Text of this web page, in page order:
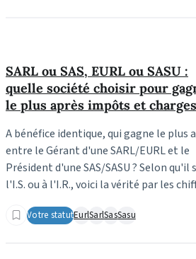
SARL ou SAS, EURL ou SASU :
quelle société choisir pour
le plus après impôts et
A bénéfice identique, qui gagne le plus
entre le Gérant d'une SARL/EURL et le
Président d'une SAS/SASU ? Selon
l'I.S. ou à l'I.R., voici la vérité par les
Votre statutEurlSarlSasSasu